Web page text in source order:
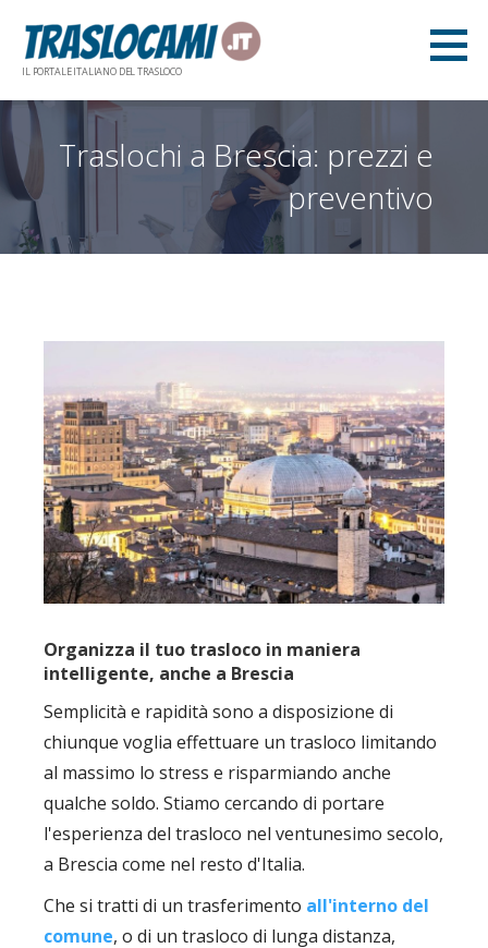
content
IL PORTALE ITALIANO DEL TRASLOCO
Traslochi a Brescia: prezzi e
preventivo
Organizza il tuo trasloco in maniera
intelligente, anche a Brescia
Semplicità e rapidità sono a disposizione di
chiunque voglia effettuare un trasloco limitando
al massimo lo stress e risparmiando anche
qualche soldo. Stiamo cercando di portare
l'esperienza del trasloco nel ventunesimo secolo,
a Brescia come nel resto d'Italia.
Che si tratti di un trasferimento all'interno del
comune, o di un trasloco di lunga distanza,